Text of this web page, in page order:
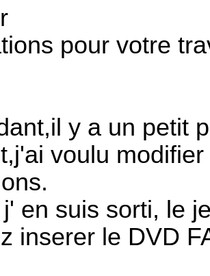
pour votre
y a un petit
voulu
en suis sorti, le
inserer le DVD